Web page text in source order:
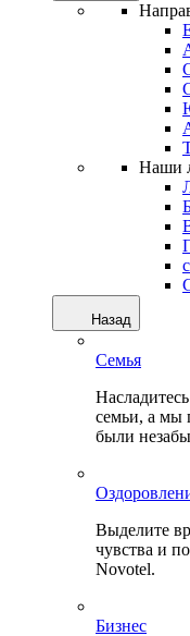
Наши
Назад
Семья
семьи, а мы
были
Выделите
чувства и
Novotel.
Бизнес